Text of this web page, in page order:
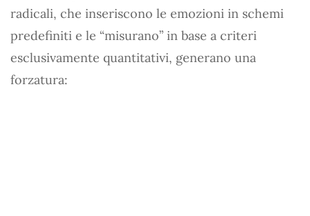
radicali, che inseriscono le emozioni in schemi
predefiniti e le “misurano” in base a criteri
esclusivamente quantitativi, generano una
forzatura: